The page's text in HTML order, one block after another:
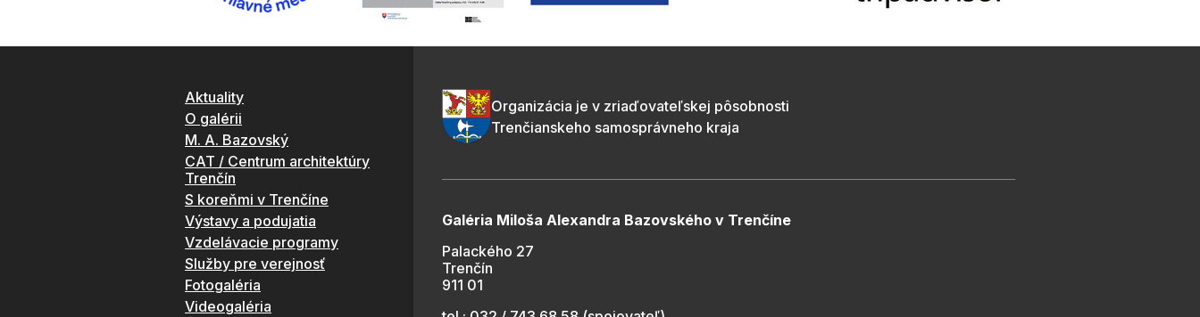
Aktuality
O galérii
M. A. Bazovský
CAT / Centrum architektúry
Trenčín
S koreňmi v Trenčíne
Výstavy a podujatia
Vzdelávacie programy
Služby pre verejnosť
Fotogaléria
Videogaléria
Organizácia je v zriaďovateľskej pôsobnosti
Trenčianskeho samosprávneho kraja
Galéria Miloša Alexandra Bazovského v Trenčíne
Palackého 27
Trenčín
911 01